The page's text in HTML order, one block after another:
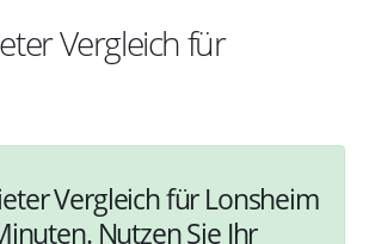
Vergleich für
Vergleich für Lonsheim
Nutzen Sie Ihr